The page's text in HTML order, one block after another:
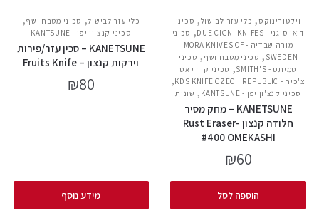
ויקטורינוקס , כלי עזר לבישול, סכיני
דואו סיגני - DUE CIGNI KNIFES
, סכיני
מורה שבדיה - MORA KNIVES OF
SWEDEN
, סכיני מטבח ושף , סכיני
סמיתס - SMITH'S
, סכיני קי די אס
צ'כיה - KDS KNIFE CZECH REPUBLIC
,
סכיני קנצ'ון יפן - KANTSUNE , שונות
KANETSUNE – מחק מסיר
חלודה קנצון -Rust Eraser
#400 OMEKASHI
₪60
הוספה לסל
כלי עזר לבישול, סכיני מטבח ושף,
סכיני קנצ'ון יפן - KANTSUNE
KANETSUNE – סכין עזר/פירות
וירקות קנצון – Fruits Knife
₪80
מידע נוסף